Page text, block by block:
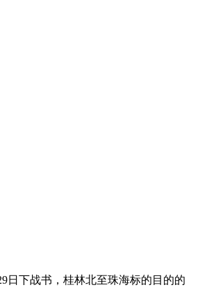
下战书，桂林北至珠海标的目的的